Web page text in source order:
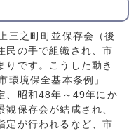
三之町町並保存会（後
民の手で組織され、市
りです。こうした動き
環境保全基本条例」
、昭和48年～49年にか
保存会が結成され、
定が行われるなど、市